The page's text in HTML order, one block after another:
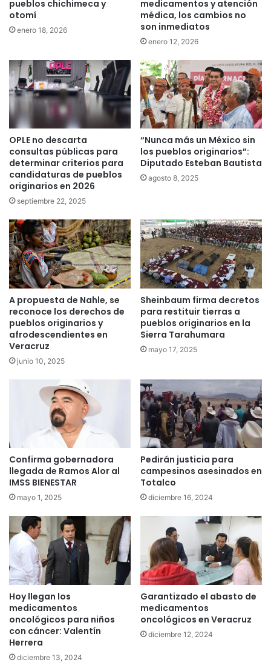
pueblos chichimeca y
otomí
enero 18, 2026
medicamentos y atención
médica, los cambios no
son inmediatos
enero 12, 2026
OPLE no descarta
consultas públicas para
determinar criterios para
candidaturas de pueblos
originarios en 2026
septiembre 22, 2025
“Nunca más un México sin
los pueblos originarios”:
Diputado Esteban Bautista
agosto 8, 2025
A propuesta de Nahle, se
reconoce los derechos de
pueblos originarios y
afrodescendientes en
Veracruz
junio 10, 2025
Sheinbaum firma decretos
para restituir tierras a
pueblos originarios en la
Sierra Tarahumara
mayo 17, 2025
Confirma gobernadora
llegada de Ramos Alor al
IMSS BIENESTAR
mayo 1, 2025
Pedirán justicia para
campesinos asesinados en
Totalco
diciembre 16, 2024
Hoy llegan los
medicamentos
oncológicos para niños
con cáncer: Valentín
Herrera
diciembre 13, 2024
Garantizado el abasto de
medicamentos
oncológicos en Veracruz
diciembre 12, 2024